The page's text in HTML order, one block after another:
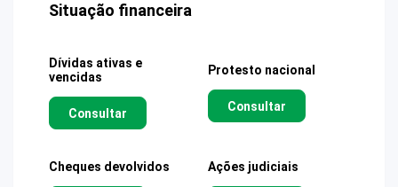
Situação financeira
Dívidas ativas e
vencidas
Consultar
Protesto nacional
Consultar
Cheques devolvidos Ações judiciais